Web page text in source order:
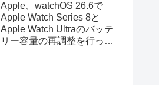
Mac用システムモニタアプ
リ「Task Manager TMOG」
のBeta版を公開。
Apple、watchOS 26.6で
Apple Watch Series 8と
Apple Watch Ultraのバッテ
リー容量の再調整を行った